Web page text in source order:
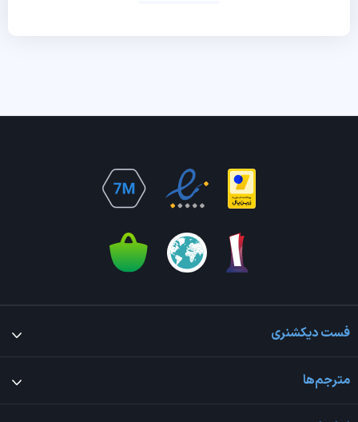
فست دیکشنری
مترجم‌ها